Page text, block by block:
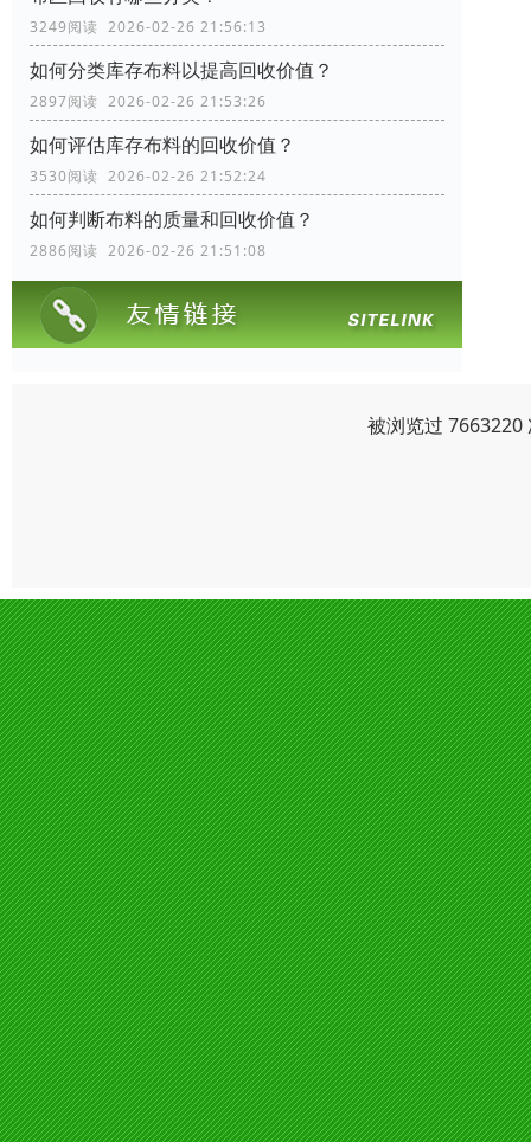
3249阅读 2026-02-26 21:56:13
如何分类库存布料以提高回收价值？
2897阅读 2026-02-26 21:53:26
如何评估库存布料的回收价值？
3530阅读 2026-02-26 21:52:24
如何判断布料的质量和回收价值？
2886阅读 2026-02-26 21:51:08
被浏览过